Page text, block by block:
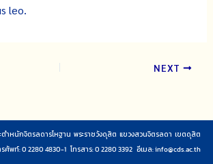
leo.
NEXT
ตำหนักจิตรลดารโหฐาน พระราชวังดุสิต แขวงสวนจิตรลดา เขตดุสิต
พท์: 0 2280 4830-1 โทรสาร: 0 2280 3392 อีเมล:info@cds.ac.th